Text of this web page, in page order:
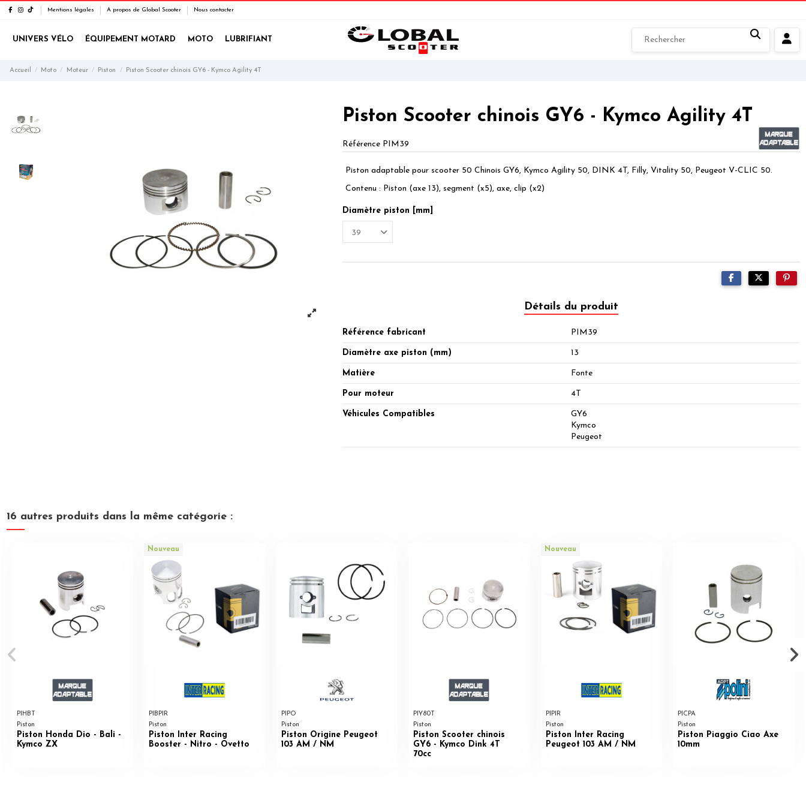
Mentions légales A propos de Global Scooter Nous contacter
UNIVERS VÉLO ÉQUIPEMENT MOTARD MOTO LUBRIFIANT
Accueil Moto Moteur Piston Piston Scooter chinois GY6 - Kymco Agility 4T
Piston Scooter chinois GY6 - Kymco Agility 4T
Référence PIM39
Piston adaptable pour scooter 50 Chinois GY6, Kymco Agility 50, DINK 4T, Filly, Vitality 50, Peugeot V-CLIC 50.
Contenu : Piston (axe 13), segment (x5), axe, clip (x2)
Diamètre piston [mm]
Détails du produit
Référence fabricant PIM39
Diamètre axe piston (mm) 13
Matière Fonte
Pour moteur 4T
Véhicules Compatibles
GY6
Kymco
Peugeot
16 autres produits dans la même catégorie :
PIHBT
Piston
Piston Honda Dio - Bali -
Kymco ZX
Nouveau
PIBPIR
Piston
Piston Inter Racing
Booster - Nitro - Ovetto
PIPO
Piston
Piston Origine Peugeot
103 AM / NM
PIY80T
Piston
Piston Scooter chinois
GY6 - Kymco Dink 4T
70cc
Nouveau
PIPIR
Piston
Piston Inter Racing
Peugeot 103 AM / NM
PICPA
Piston
Piston Piaggio Ciao Axe
10mm